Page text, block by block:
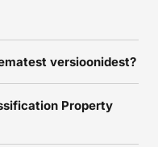
versioonidest?
Property